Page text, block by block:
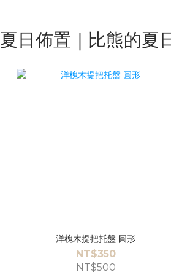
夏日佈置｜比熊的夏
洋槐木提把托盤 圓形
NT$350
NT$500